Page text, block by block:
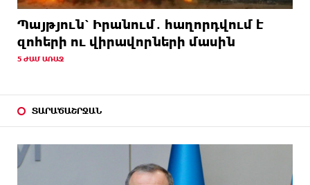
Պայթյուն՝ Իրանում․ հաղորդվում է
զոհերի ու վիրավորների մասին
5 ԺԱՄ ԱՌԱՋ
ՏԱՐԱԾԱՇՐՋԱՆ